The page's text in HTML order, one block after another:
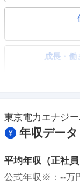
成長・働
ワーク
人
東京電力エナジ
年収データ
平均年収（正社員
公式年収※： --万